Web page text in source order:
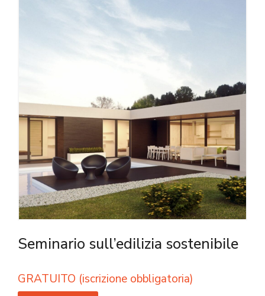
Seminario sull’edilizia sostenibile
GRATUITO (iscrizione obbligatoria)